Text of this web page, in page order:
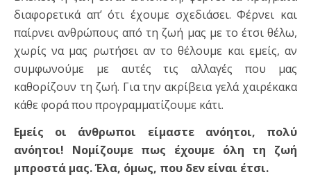
διαφορετικά απ’ ότι έχουμε σχεδιάσει. Φέρνει και
παίρνει ανθρώπους από τη ζωή μας με το έτσι θέλω,
χωρίς να μας ρωτήσει αν το θέλουμε και εμείς, αν
συμφωνούμε με αυτές τις αλλαγές που μας
καθορίζουν τη ζωή. Για την ακρίβεια γελά χαιρέκακα
κάθε φορά που προγραμματίζουμε κάτι.
Εμείς οι άνθρωποι είμαστε ανόητοι, πολύ
ανόητοι! Νομίζουμε πως έχουμε όλη τη ζωή
μπροστά μας. Έλα, όμως, που δεν είναι έτσι.